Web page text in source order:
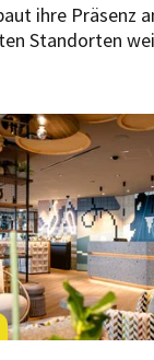
ihre Präsenz
Standorten
mit